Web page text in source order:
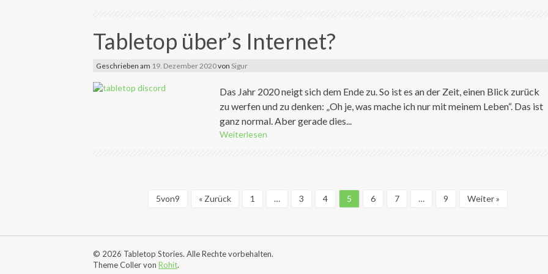
Tabletop über’s Internet?
Geschrieben am 19. Dezember 2020von Sigur
Das Jahr 2020 neigt sich dem Ende zu. So ist es an der Zeit, einen Blick zurück
zu werfen und zu denken: „Oh je, was mache ich nur mit meinem Leben“. Das ist
ganz normal. Aber gerade dies...
Weiterlesen
5von9 « Zurück 1 … 3 4 5 6 7 … 9 Weiter »
© 2026 Tabletop Stories. Alle Rechte vorbehalten.
Theme Coller von Rohit.